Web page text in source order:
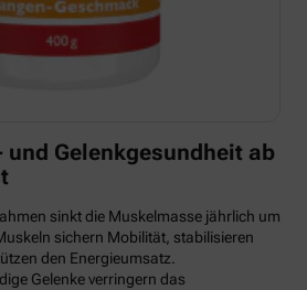
und Gelenkgesundheit ab
sinkt die Muskelmasse jährlich um
sichern Mobilität, stabilisieren
den Energieumsatz.
Gelenke verringern das